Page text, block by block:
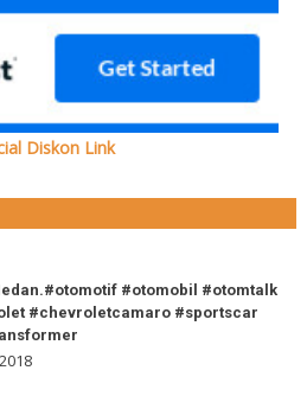
Diskon Link
#otomobil #otomtalk
#chevroletcamaro #sportscar